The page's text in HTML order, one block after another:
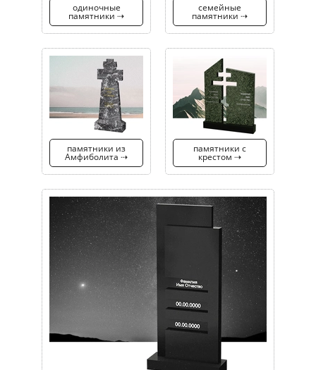
одиночные
памятники ⇢
семейные
памятники ⇢
памятники из
Амфиболита ⇢
памятники с
крестом ⇢